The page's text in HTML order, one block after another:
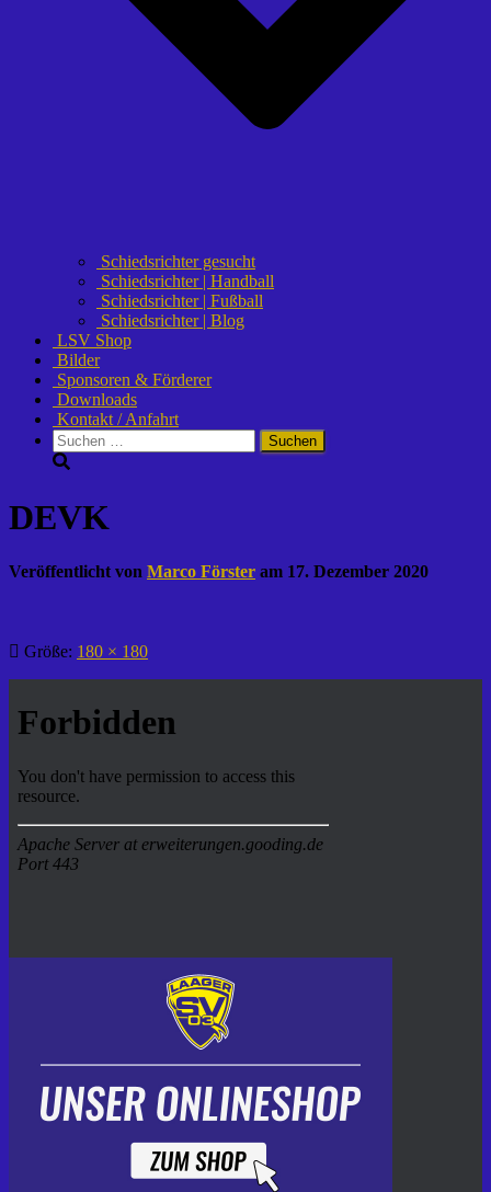
Schiedsrichter gesucht
Schiedsrichter | Handball
Schiedsrichter | Fußball
Schiedsrichter | Blog
LSV Shop
Bilder
Sponsoren & Förderer
Downloads
Kontakt / Anfahrt
Suchen
nach:
DEVK
Veröffentlicht von Marco Förster am 17. Dezember 2020
Größe: 180 × 180